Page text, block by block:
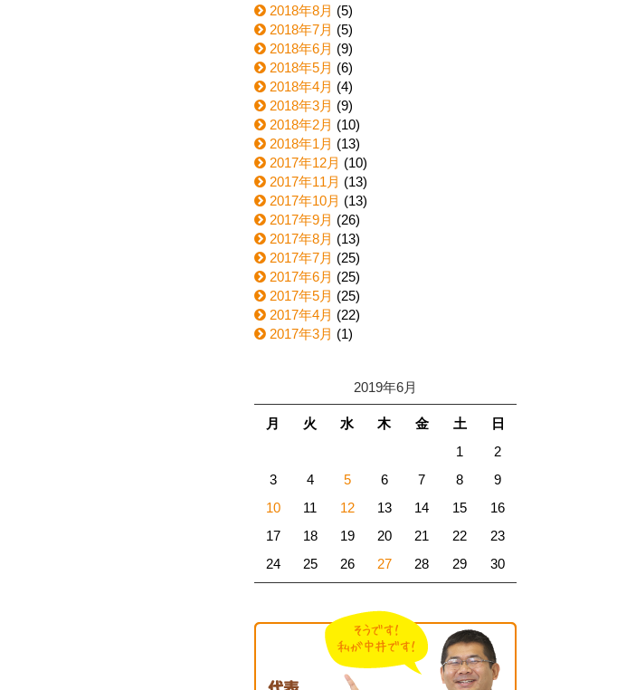
2018年8月 (5)
2018年7月 (5)
2018年6月 (9)
2018年5月 (6)
2018年4月 (4)
2018年3月 (9)
2018年2月 (10)
2018年1月 (13)
2017年12月 (10)
2017年11月 (13)
2017年10月 (13)
2017年9月 (26)
2017年8月 (13)
2017年7月 (25)
2017年6月 (25)
2017年5月 (25)
2017年4月 (22)
2017年3月 (1)
2019年6月
月 火 水 木 金 土
日
1
2
3
4 5 6 7 8
9
10
11 12 13 14 15
16
17
18 19 20 21 22
23
24
25 26 27 28 29 30